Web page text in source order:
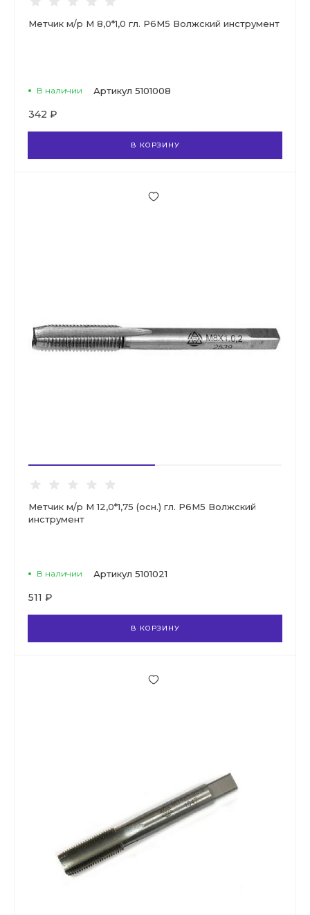
Метчик м/р М 8,0*1,0 гл. Р6М5 Волжский инструмент
В наличии Артикул 5101008
342 ₽
В КОРЗИНУ
Метчик м/р М 12,0*1,75 (осн.) гл. Р6М5 Волжский
инструмент
В наличии Артикул 5101021
511 ₽
В КОРЗИНУ